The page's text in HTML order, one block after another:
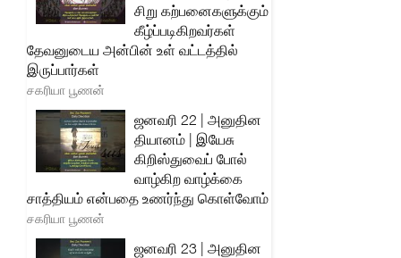
சிறு கற்பனைகளுக்கும்
கீழ்ப்படிகிறவர்கள்
தேவனுடைய அன்பின் உள் வட்டத்தில்
இருப்பார்கள்
சகரியா பூணன்
ஜனவரி 22 | அனுதின
தியானம் | இயேசு
கிறிஸ்துவைப் போல்
வாழ்கிற வாழ்க்கை
சாத்தியம் என்பதை உணர்ந்து கொள்வோம்
சகரியா பூணன்
ஜனவரி 23 | அனுதின